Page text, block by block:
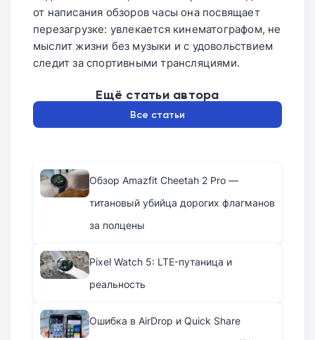
от написания обзоров часы она посвящает
перезагрузке: увлекается кинематографом, не
мыслит жизни без музыки и с удовольствием
следит за спортивными трансляциями.
Ещё статьи автора
Все статьи
Обзор Amazfit Cheetah 2 Pro —
титановый убийца дорогих флагманов
за полцены
Pixel Watch 5: LTE-путаница и
реальность
Ошибка в AirDrop и Quick Share